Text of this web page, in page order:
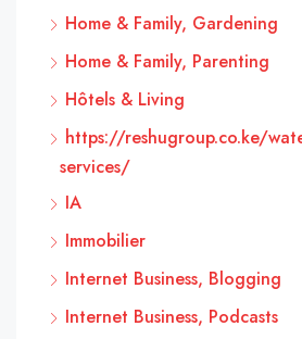
Home & Family, Gardening
Home & Family, Parenting
Hôtels & Living
https://reshugroup.co.ke/
services/
IA
Immobilier
Internet Business, Blogging
Internet Business, Podcasts